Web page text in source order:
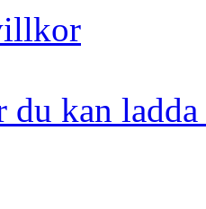
du kan